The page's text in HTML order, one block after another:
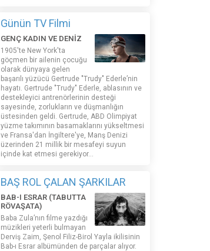
Günün TV Filmi
GENÇ KADIN VE DENİZ
1905'te New York'ta
göçmen bir ailenin çocuğu
olarak dünyaya gelen
başarılı yüzücü Gertrude "Trudy" Ederle’nin
hayatı. Gertrude "Trudy" Ederle, ablasının ve
destekleyici antrenörlerinin desteği
sayesinde, zorlukların ve düşmanlığın
üstesinden geldi. Gertrude, ABD Olimpiyat
yüzme takımının basamaklarını yükseltmesi
ve Fransa'dan İngiltere'ye, Manş Denizi
üzerinden 21 millik bir mesafeyi suyun
içinde kat etmesi gerekiyor...
BAŞ ROL ÇALAN ŞARKILAR
BAB-I ESRAR (TABUTTA
RÖVAŞATA)
Baba Zula’nın filme yazdığı
müzikleri yeterli bulmayan
Derviş Zaim, Şenol Filiz-Birol Yayla ikilisinin
Bab-ı Esrar albümünden de parçalar alıyor.